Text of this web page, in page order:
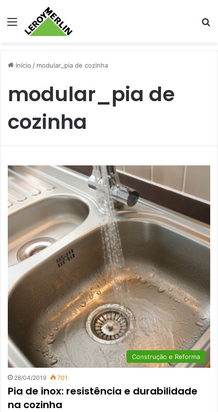
Menu
Início / modular_pia de cozinha
modular_pia de
cozinha
Construção e Reforma
28/04/2019 701
Pia de inox: resistência e durabilidade
na cozinha